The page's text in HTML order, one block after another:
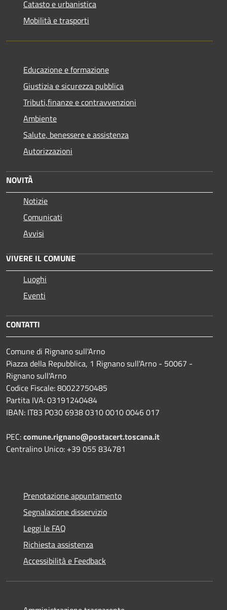
Catasto e urbanistica
Mobilità e trasporti
Educazione e formazione
Giustizia e sicurezza pubblica
Tributi,finanze e contravvenzioni
Ambiente
Salute, benessere e assistenza
Autorizzazioni
NOVITÀ
Notizie
Comunicati
Avvisi
VIVERE IL COMUNE
Luoghi
Eventi
CONTATTI
Comune di Rignano sull'Arno
Piazza della Repubblica, 1 Rignano sull'Arno - 50067 -
Rignano sull'Arno
Codice Fiscale: 80022750485
Partita IVA: 03191240484
IBAN: IT83 P030 6938 0310 0010 0046 017
PEC:comune.rignano@postacert.toscana.it
Centralino Unico: +39 055 834781
Prenotazione appuntamento
Segnalazione disservizio
Leggi le FAQ
Richiesta assistenza
Accessibilità e Feedback